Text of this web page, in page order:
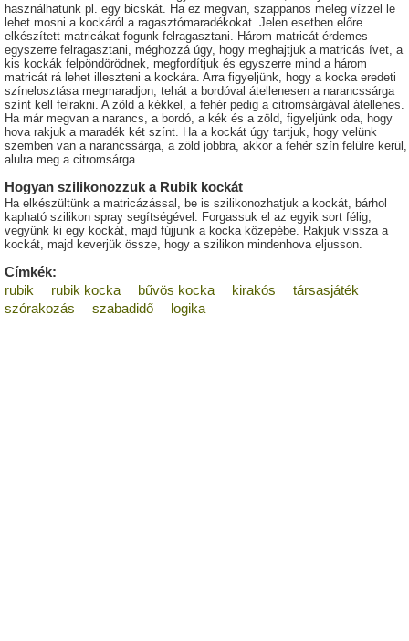
használhatunk pl. egy bicskát. Ha ez megvan, szappanos meleg vízzel le
lehet mosni a kockáról a ragasztómaradékokat. Jelen esetben előre
elkészített matricákat fogunk felragasztani. Három matricát érdemes
egyszerre felragasztani, méghozzá úgy, hogy meghajtjuk a matricás ívet, a
kis kockák felpöndörödnek, megfordítjuk és egyszerre mind a három
matricát rá lehet illeszteni a kockára. Arra figyeljünk, hogy a kocka eredeti
színelosztása megmaradjon, tehát a bordóval átellenesen a narancssárga
színt kell felrakni. A zöld a kékkel, a fehér pedig a citromsárgával átellenes.
Ha már megvan a narancs, a bordó, a kék és a zöld, figyeljünk oda, hogy
hova rakjuk a maradék két színt. Ha a kockát úgy tartjuk, hogy velünk
szemben van a narancssárga, a zöld jobbra, akkor a fehér szín felülre kerül,
alulra meg a citromsárga.
Hogyan szilikonozzuk a Rubik kockát
Ha elkészültünk a matricázással, be is szilikonozhatjuk a kockát, bárhol
kapható szilikon spray segítségével. Forgassuk el az egyik sort félig,
vegyünk ki egy kockát, majd fújjunk a kocka közepébe. Rakjuk vissza a
kockát, majd keverjük össze, hogy a szilikon mindenhova eljusson.
Címkék:
rubik
rubik kocka bűvös kocka kirakós
társasjáték
szórakozás
szabadidő logika